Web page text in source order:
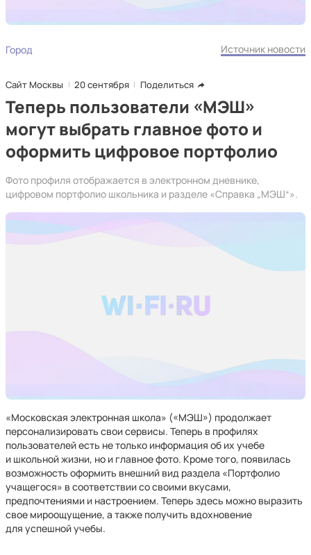
Город Источник новости
Сайт Москвы 20 сентября Поделиться
Теперь пользователи «МЭШ»
могут выбрать главное фото и
оформить цифровое портфолио
Фото профиля отображается в электронном дневнике,
цифровом портфолио школьника и разделе «Справка „МЭШ“».
«Московская электронная школа» («МЭШ») продолжает
персонализировать свои сервисы. Теперь в профилях
пользователей есть не только информация об их учебе
и школьной жизни, но и главное фото. Кроме того, появилась
возможность оформить внешний вид раздела «Портфолио
учащегося» в соответствии со своими вкусами,
предпочтениями и настроением. Теперь здесь можно выразить
свое мироощущение, а также получить вдохновение
для успешной учебы.